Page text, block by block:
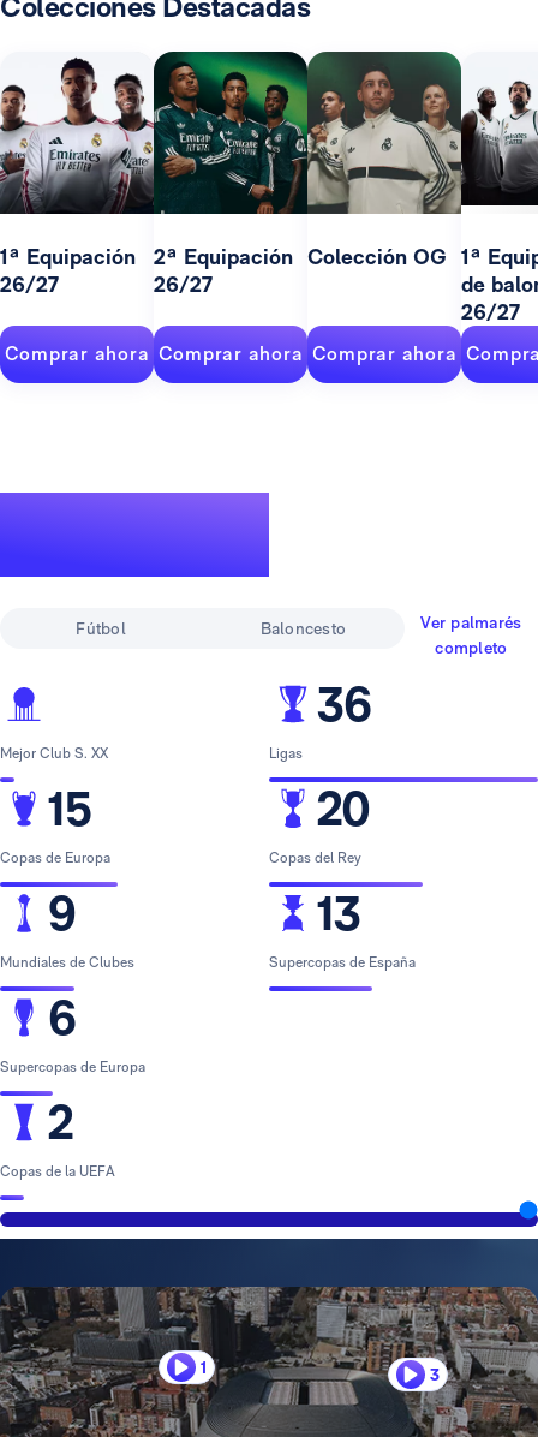
1ª Equipación
26/27
Comprar ahora
2ª Equipación
26/27
Comprar ahora
Colección OG
Comprar ahora
1ª
de
26/27
Fútbol Baloncesto
Ver palmarés
completo
Mejor Club S. XX
15
Copas de Europa
9
Mundiales de Clubes
6
Supercopas de Europa
2
Copas de la UEFA
36
Ligas
20
Copas del Rey
13
Supercopas de España
1 3